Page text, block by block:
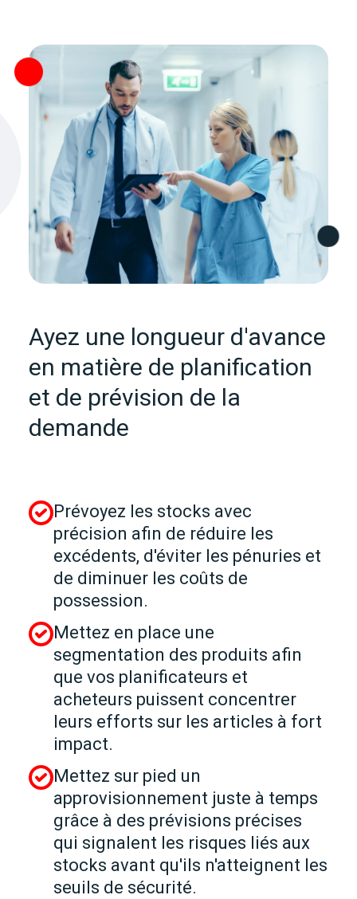
Ayez une longueur d'avance
en matière de planification
et de prévision de la
demande
Prévoyez les stocks avec
précision afin de réduire les
excédents, d'éviter les pénuries et
de diminuer les coûts de
possession.
Mettez en place une
segmentation des produits afin
que vos planificateurs et
acheteurs puissent concentrer
leurs efforts sur les articles à fort
impact.
Mettez sur pied un
approvisionnement juste à temps
grâce à des prévisions précises
qui signalent les risques liés aux
stocks avant qu'ils n'atteignent les
seuils de sécurité.